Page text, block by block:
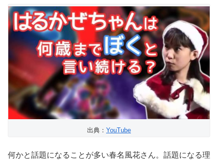
出典： YouTube
何かと話題になることが多い春名風花さん。話題になる理